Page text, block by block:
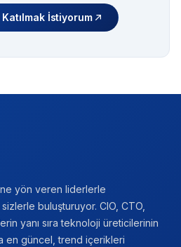
Katılmak İstiyorum
yön veren liderlerle
buluşturuyor. CIO, CTO,
yanı sıra teknoloji üreticilerinin
en güncel, trend içerikleri